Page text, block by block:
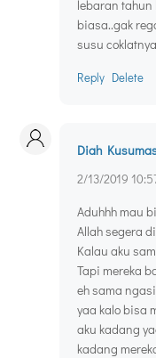
lebaran
biasa..gak
susu
Reply Delete
Diah
2/13/2019
Aduhhh mau
Allah segera
Kalau aku
Tapi mereka
eh sama
yaa kalo bisa
aku kadang
kadang